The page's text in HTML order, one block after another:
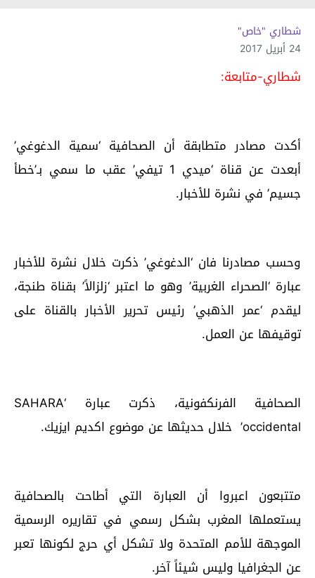
شطاري "خاص"
24 أبريل 2017
شطاري-متابعة:
أكدت مصادر متطابقة أن الصحافية ‘سمية الدغوغي’
أبعدت عن قناة ‘ميدي 1 تيفي’ عقب ما سمي بـ’خطأ
جسيم’ في نشرة للأخبار.
وحسب مصادرنا فان ‘الدغوغي’ ذكرت خلال نشرة للأخبار
عبارة ‘الصحراء الغربية’ وهو ما اعتبر ‘زلزالاً’ بقناة طنجة،
ليقدم ‘عمر الذهبي’ رئيس تحرير الأخبار بالقناة على
توقيفها عن العمل.
الصحافية الفرنكفونية، ذكرت عبارة ‘SAHARA
occidental’ خلال حديثها عن موضوع اكديم ايزيك.
متتبعون اعبروا أن العبارة التي أطاحت بالصحافية
يستعملها المغرب بشكل رسمي في تقاريره الرسمية
الموجهة للأمم المتحدة ولا تشكل أي حرج لكونها تعبر
عن الجغرافيا وليس شيئاً آخر.